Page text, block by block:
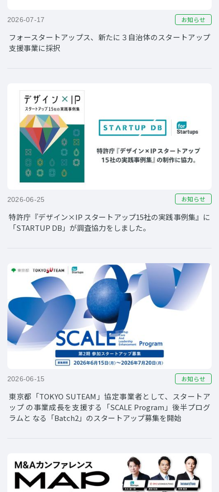
2026-07-17 お知らせ
フォースタートアップス、新たに３自治体のスタートアップ
支援事業に採択
2026-06-25 お知らせ
特許庁『デザイン×IP スタートアップ15社の実践事例集』に
「STARTUP DB」が調査協力をしました。
2026-06-15 お知らせ
東京都「TOKYO SUTEAM」協定事業者として、スタートア
ップ の事業成長を支援する「SCALE Program」後半プログ
ラムと なる「Batch2」のスタートアップ募集を開始